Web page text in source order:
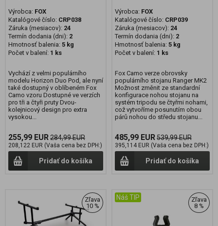
Výrobca: FOX
Katalógové číslo: CRP038
Záruka (mesiacov): 24
Termín dodania (dni): 2
Hmotnosť balenia: 5 kg
Počet v balení: 1 ks
Vychází z velmi populárního
modelu Horizon Duo Pod, ale nyní
také dostupný v oblíbeném Fox
Camo vzoru Dostupné ve verzích
pro tři a čtyři pruty Dvou-
kolejnicový design pro extra
vysokou...
255,99 EUR284,99 EUR
208,122 EUR (Vaša cena bez DPH:)
Pridať do košíka
Výrobca: FOX
Katalógové číslo: CRP039
Záruka (mesiacov): 24
Termín dodania (dni): 2
Hmotnosť balenia: 5 kg
Počet v balení: 1 ks
Fox Camo verze obrovsky
populárního stojanu Ranger MK2
Možnost změnit ze standardní
konfigurace nohou stojanu na
systém tripodu se čtyřmi nohami,
což vytvoříme posunutím obou
párů nohou do středu stojanu...
485,99 EUR539,99 EUR
395,114 EUR (Vaša cena bez DPH:)
Pridať do košíka
Zľava
10 %
Náš TIP
Zľava
8 %